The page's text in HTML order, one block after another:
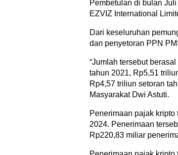
Pembetulan di bulan
EZVIZ International
Dari keseluruhan
dan penyetoran PPN
“Jumlah tersebut
tahun 2021, Rp5,51
Rp4,57 triliun setoran
Masyarakat Dwi Astuti.
Penerimaan pajak
2024. Penerimaan
Rp220,83 miliar